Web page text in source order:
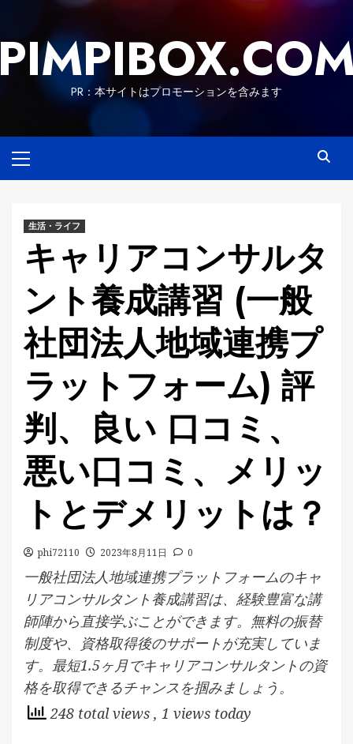
content
PR：本サイトはプロモーションを含みます
Menu
生活・ライフ
キャリアコンサルタ
ント養成講習 (一般
社団法人地域連携プ
ラットフォーム) 評
判、良い 口コミ、
悪い口コミ、メリッ
トとデメリットは？
phi72110 2023年8月11日 0
一般社団法人地域連携プラットフォームのキャ
リアコンサルタント養成講習は、経験豊富な講
師陣から直接学ぶことができます。無料の振替
制度や、資格取得後のサポートが充実していま
す。最短1.5ヶ月でキャリアコンサルタントの資
格を取得できるチャンスを掴みましょう。
248 total views , 1 views today